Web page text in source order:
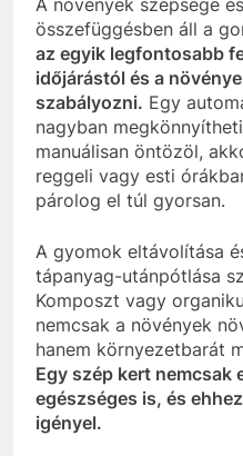
A növények szépsége
összefüggésben áll a
az egyik legfontosabb
időjárástól és a
szabályozni. Egy
nagyban
manuálisan öntözöl,
reggeli vagy esti
párolog el túl gyorsan.
A gyomok eltávolítása
tápanyag-utánpótlása
Komposzt vagy
nemcsak a növények
hanem környezetbarát
Egy szép kert nemcsak
egészséges is, és
igényel.